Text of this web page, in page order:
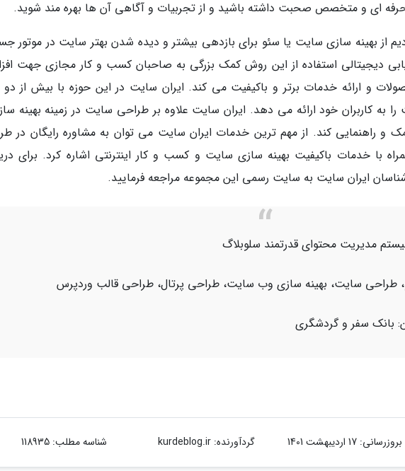
حرفه ای و متخصص صحبت داشته باشید و از تجربیات و آگاهی آن ها بهره مند شوید.
از بهینه سازی سایت یا سئو برای بازدهی بیشتر و دیده شدن بهتر سایت در موتور
دیجیتالی استفاده از این روش کمک بزرگی به صاحبان کسب و کار مجازی جهت
و ارائه خدمات برتر و باکیفیت می کند. ایران سایت در این حوزه با بیش از
به کاربران خود ارائه می دهد. ایران سایت علاوه بر طراحی سایت در زمینه بهینه
و راهنمایی کند. از مهم ترین خدمات ایران سایت می توان به مشاوره رایگان در
با خدمات باکیفیت بهینه سازی سایت و کسب و کار اینترنتی اشاره کرد. برای
ایران سایت به سایت رسمی این مجموعه مراجعه فرمایید.
مدیریت محتوای قدرتمند سلوبلاگ
طراحی سایت، بهینه سازی وب سایت، طراحی پرتال، طراحی قالب وردپرس
بانک سفر و گردشگری
بروزرسانی: 17 اردیبهشت 1401 گردآورنده:kurdeblog.ir شناسه مطلب: 118935